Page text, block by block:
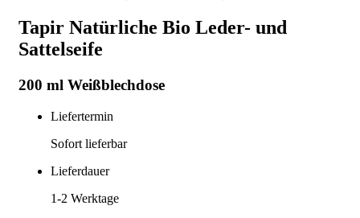
Tapir Natürliche Bio Leder- und
Sattelseife
200 ml Weißblechdose
Liefertermin
Sofort lieferbar
Lieferdauer
1-2 Werktage